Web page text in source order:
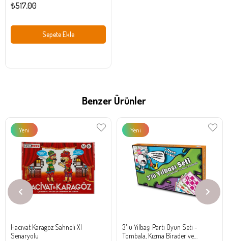
₺517,00
Sepete Ekle
Benzer Ürünler
Hacivat Karagöz Sahneli Xl
Senaryolu
Yeni
Ürün
3'lü Yılbaşı Parti Oyun Seti -
Tombala, Kızma Birader ve
Yeni
Ürün